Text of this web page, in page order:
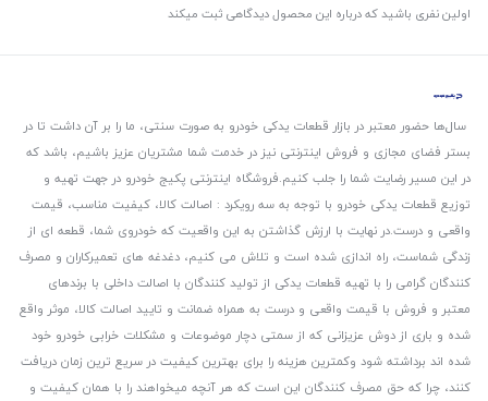
اولین نفری باشید که درباره این محصول دیدگاهی ثبت میکند
سال‌ها حضور معتبر در بازار قطعات یدکی خودرو به صورت سنتی، ما را بر آن داشت تا در
بستر فضای مجازی و فروش اینترنتی نیز در خدمت شما مشتریان عزیز باشیم، باشد که
در این مسیر رضایت شما را جلب کنیم.فروشگاه اینترنتی پکیج خودرو در جهت تهیه و
توزیع قطعات یدکی خودرو با توجه به سه رویکرد : اصالت کالا، کیفیت مناسب، قیمت
واقعی و درست.در نهایت با ارزش گذاشتن به این واقعیت که خودروی شما، قطعه ای از
زندگی شماست، راه اندازی شده است و تلاش می کنیم، دغدغه های تعمیرکاران و مصرف
کنندگان گرامی را با تهیه قطعات یدکی از تولید کنندگان با اصالت داخلی با برندهای
معتبر و فروش با قیمت واقعی و درست به همراه ضمانت و تایید اصالت کالا، موثر واقع
شده و باری از دوش عزیزانی که از سمتی دچار موضوعات و مشکلات خرابی خودرو خود
شده اند برداشته شود و‌کمترین هزینه را برای بهترین کیفیت در سریع ترین زمان دریافت
کنند، چرا که حق مصرف کنندگان این است که هر آنچه میخواهند را با همان کیفیت و